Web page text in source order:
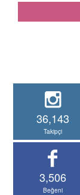
36,143
Takipçi
3,506
Beğeni